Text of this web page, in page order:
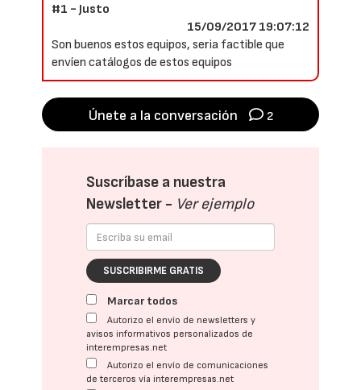
#1 - Justo
15/09/2017 19:07:12
Son buenos estos equipos, seria factible que
envíen catálogos de estos equipos
Únete a la conversación 2
Suscríbase a nuestra
Newsletter - Ver ejemplo
SUSCRIBIRME GRATIS
Marcar todos
Autorizo el envío de newsletters y
avisos informativos personalizados de
interempresas.net
Autorizo el envío de comunicaciones
de terceros vía interempresas.net